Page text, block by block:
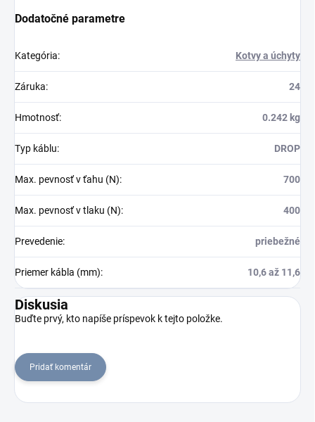
Dodatočné parametre
Kategória: Kotvy a úchyty
Záruka: 24
Hmotnosť: 0.242 kg
Typ káblu: DROP
Max. pevnosť v ťahu (N): 700
Max. pevnosť v tlaku (N): 400
Prevedenie: priebežné
Priemer kábla (mm): 10,6 až 11,6
Diskusia
Buďte prvý, kto napíše príspevok k tejto položke.
Pridať komentár